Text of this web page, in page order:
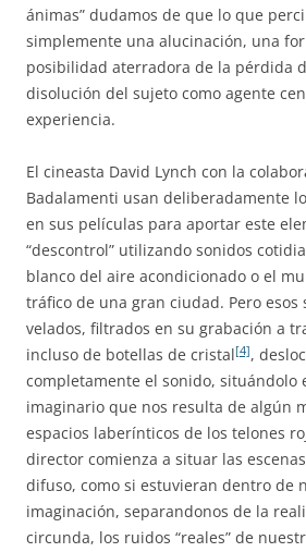
ánimas” dudamos de que lo que
simplemente una alucinación, una
posibilidad aterradora de la pérdida
disolución del sujeto como agente
experiencia.
El cineasta David Lynch con la
Badalamenti usan deliberadamente
en sus películas para aportar este
“descontrol” utilizando sonidos
blanco del aire acondicionado o el
tráfico de una gran ciudad. Pero esos
velados, filtrados en su grabación a
incluso de botellas de cristal[4],
completamente el sonido, situándolo
imaginario que nos resulta de algún
espacios laberínticos de los telones
director comienza a situar las
difuso, como si estuvieran dentro de
imaginación, separandonos de la
circunda, los ruidos “reales” de